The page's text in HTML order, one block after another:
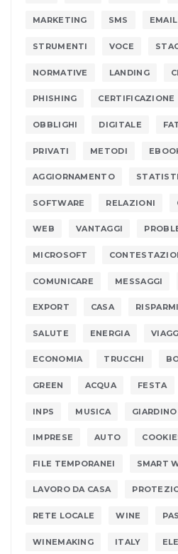
MARKETING SMS EMAIL
STRUMENTI VOCE
NORMATIVE LANDING
PHISHING CERTIFICAZIONE
OBBLIGHI DIGITALE
PRIVATI METODI
AGGIORNAMENTO
SOFTWARE RELAZIONI
WEB VANTAGGI
MICROSOFT
COMUNICARE MESSAGGI
EXPORT CASA
SALUTE ENERGIA
ECONOMIA TRUCCHI
GREEN ACQUA FESTA
INPS MUSICA GIARDINO
IMPRESE AUTO
FILE TEMPORANEI SMART
LAVORO DA CASA
RETE LOCALE WINE
WINEMAKING ITALY